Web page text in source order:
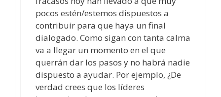
pocos estén/estemos dispuestos a
contribuir para que haya un final
dialogado. Como sigan con tanta calma
va a llegar un momento en el que
querrán dar los pasos y no habrá nadie
dispuesto a ayudar. Por ejemplo, ¿De
verdad crees que los líderes